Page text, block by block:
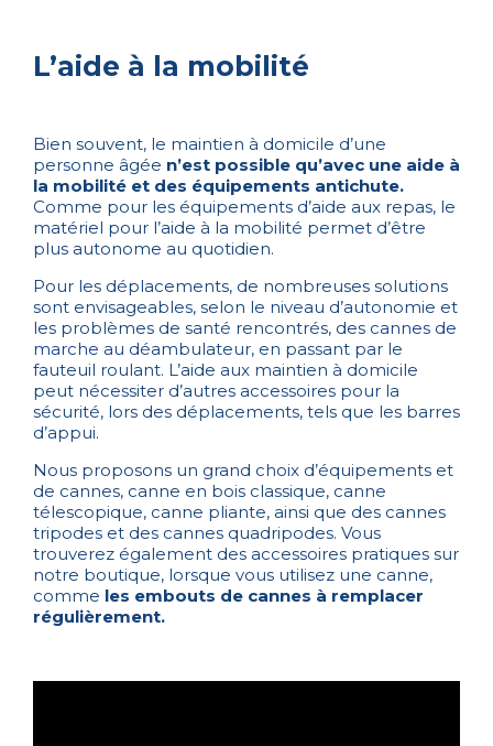
L’aide à la mobilité
Bien souvent, le maintien à domicile d’une
personne âgée n’est possible qu’avec une aide à
la mobilité et des équipements antichute.
Comme pour les équipements d’aide aux repas, le
matériel pour l’aide à la mobilité permet d’être
plus autonome au quotidien.
Pour les déplacements, de nombreuses solutions
sont envisageables, selon le niveau d’autonomie et
les problèmes de santé rencontrés, des cannes de
marche au déambulateur, en passant par le
fauteuil roulant. L’aide aux maintien à domicile
peut nécessiter d’autres accessoires pour la
sécurité, lors des déplacements, tels que les barres
d’appui.
Nous proposons un grand choix d’équipements et
de cannes, canne en bois classique, canne
télescopique, canne pliante, ainsi que des cannes
tripodes et des cannes quadripodes. Vous
trouverez également des accessoires pratiques sur
notre boutique, lorsque vous utilisez une canne,
comme les embouts de cannes à remplacer
régulièrement.